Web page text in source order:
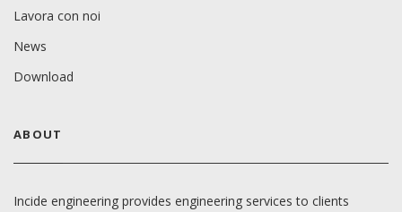
Lavora con noi
News
Download
ABOUT
Incide engineering provides engineering services to clients